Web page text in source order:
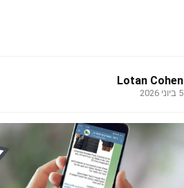
Lotan Cohen
5 ביוני 2026